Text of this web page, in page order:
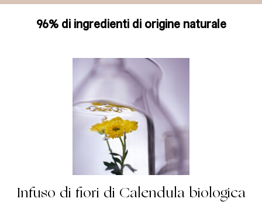
96% di ingredienti di origine naturale
Infuso di fiori di Calendula biologica